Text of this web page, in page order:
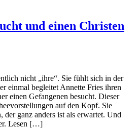
und einen Christen
nicht „ihre“. Sie fühlt sich in der
einmal begleitet Annette Fries ihren
einen Gefangenen besucht. Dieser
auf den Kopf. Sie
der ganz anders ist als erwartet. Und
Lesen […]